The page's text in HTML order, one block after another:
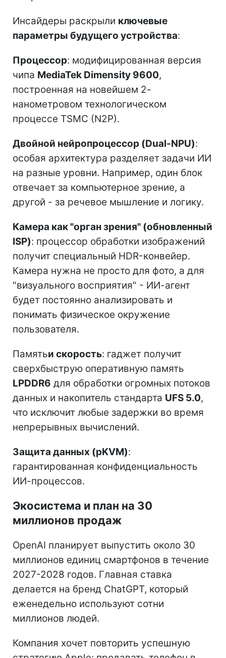
Инсайдеры раскрыли ключевые
параметры будущего устройства:
Процессор: модифицированная версия
чипа MediaTek Dimensity 9600,
построенная на новейшем 2-
нанометровом технологическом
процессе TSMC (N2P).
Двойной нейропроцессор (Dual-NPU):
особая архитектура разделяет задачи ИИ
на разные уровни. Например, один блок
отвечает за компьютерное зрение, а
другой - за речевое мышление и логику.
Камера как "орган зрения" (обновленный
ISP): процессор обработки изображений
получит специальный HDR-конвейер.
Камера нужна не просто для фото, а для
"визуального восприятия" - ИИ-агент
будет постоянно анализировать и
понимать физическое окружение
пользователя.
Памятьи скорость: гаджет получит
сверхбыструю оперативную память
LPDDR6 для обработки огромных потоков
данных и накопитель стандарта UFS 5.0,
что исключит любые задержки во время
непрерывных вычислений.
Защита данных (pKVM):
гарантированная конфиденциальность
ИИ-процессов.
Экосистема и план на 30
миллионов продаж
OpenAI планирует выпустить около 30
миллионов единиц смартфонов в течение
2027-2028 годов. Главная ставка
делается на бренд ChatGPT, который
еженедельно используют сотни
миллионов людей.
Компания хочет повторить успешную